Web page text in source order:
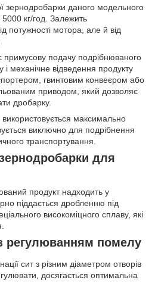
зернодробарки даного модельного
кг/год. Залежить
потужності мотора, але й від
подачу подрібнюваного
механічне відведення продукту
гвинтовим конвеєром або
приводом, який дозволяє
дробарку.
максимально
виключно для подрібнення
транспортування.
для
продукт надходить у
піддається дробленню під
високоміцного сплаву, які
регулюванням помелу
сит з різним діаметром отворів
досягається оптимальна